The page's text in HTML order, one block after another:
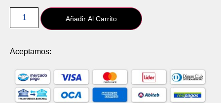
Añadir Al Carrito
Aceptamos: